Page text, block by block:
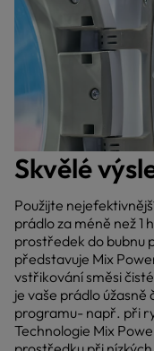
Skvělé
Použijte
prádlo za méně než 1
prostředek do bubnu
představuje Mix
vstřikování směsi
je vaše prádlo
programu- např. při
Technologie Mix